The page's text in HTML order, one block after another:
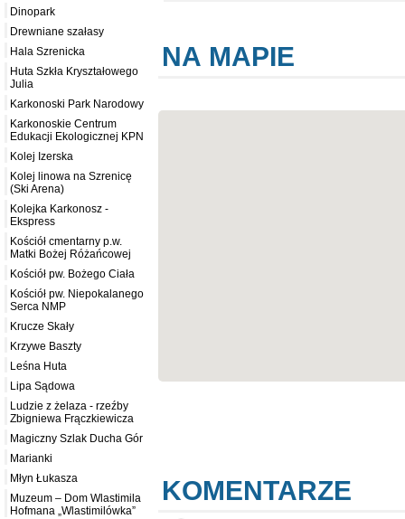
Dinopark
Drewniane szałasy
Hala Szrenicka
Huta Szkła Kryształowego
Julia
Karkonoski Park Narodowy
Karkonoskie Centrum
Edukacji Ekologicznej KPN
Kolej Izerska
Kolej linowa na Szrenicę
(Ski Arena)
Kolejka Karkonosz -
Ekspress
Kościół cmentarny p.w.
Matki Bożej Różańcowej
Kościół pw. Bożego Ciała
Kościół pw. Niepokalanego
Serca NMP
Krucze Skały
Krzywe Baszty
Leśna Huta
Lipa Sądowa
Ludzie z żelaza - rzeźby
Zbigniewa Frączkiewicza
Magiczny Szlak Ducha Gór
Marianki
Młyn Łukasza
Muzeum – Dom Wlastimila
Hofmana „Wlastimilówka”
NA MAPIE
KOMENTARZE